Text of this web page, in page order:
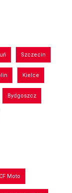
Szczecin
Kielce
Bydgoszcz
Moto